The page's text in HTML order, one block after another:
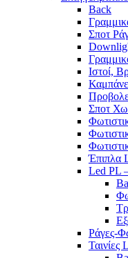
Back
Σποτ
Ιστοί,
Σποτ
Έπιπλα
Led PL
Ράγες-
Ταινίες